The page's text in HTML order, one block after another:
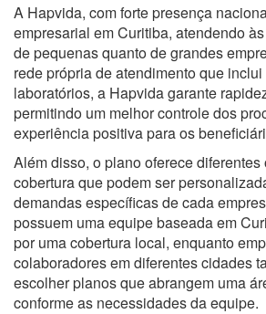
A Hapvida, com forte presença
empresarial em Curitiba, atendendo
de pequenas quanto de grandes
rede própria de atendimento que
laboratórios, a Hapvida garante
permitindo um melhor controle dos
experiência positiva para os
Além disso, o plano oferece diferentes
cobertura que podem ser
demandas específicas de cada
possuem uma equipe baseada em
por uma cobertura local, enquanto
colaboradores em diferentes cidades
escolher planos que abrangem uma
conforme as necessidades da equipe.